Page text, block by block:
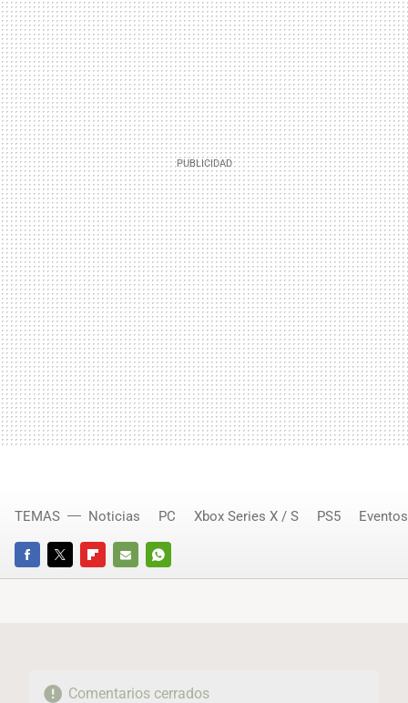
FACEBOOKTWITTERFLIPBOARD
E-
WHATSAPP
TEMAS Noticias PC Xbox Series X / S PS5 Eventos
Comentarios cerrados